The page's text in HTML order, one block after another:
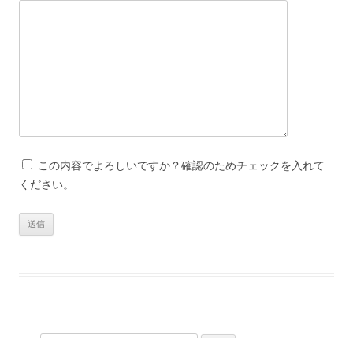
この内容でよろしいですか？確認のためチェックを入れて
ください。